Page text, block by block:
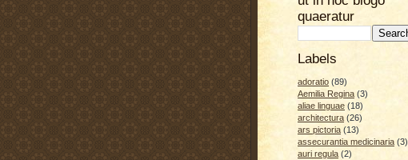
quaeratur
Labels
adoratio (89)
Aemilia Regina (3)
aliae linguae (18)
architectura (26)
ars pictoria (13)
assecurantia medicinaria (3)
auri regula (2)